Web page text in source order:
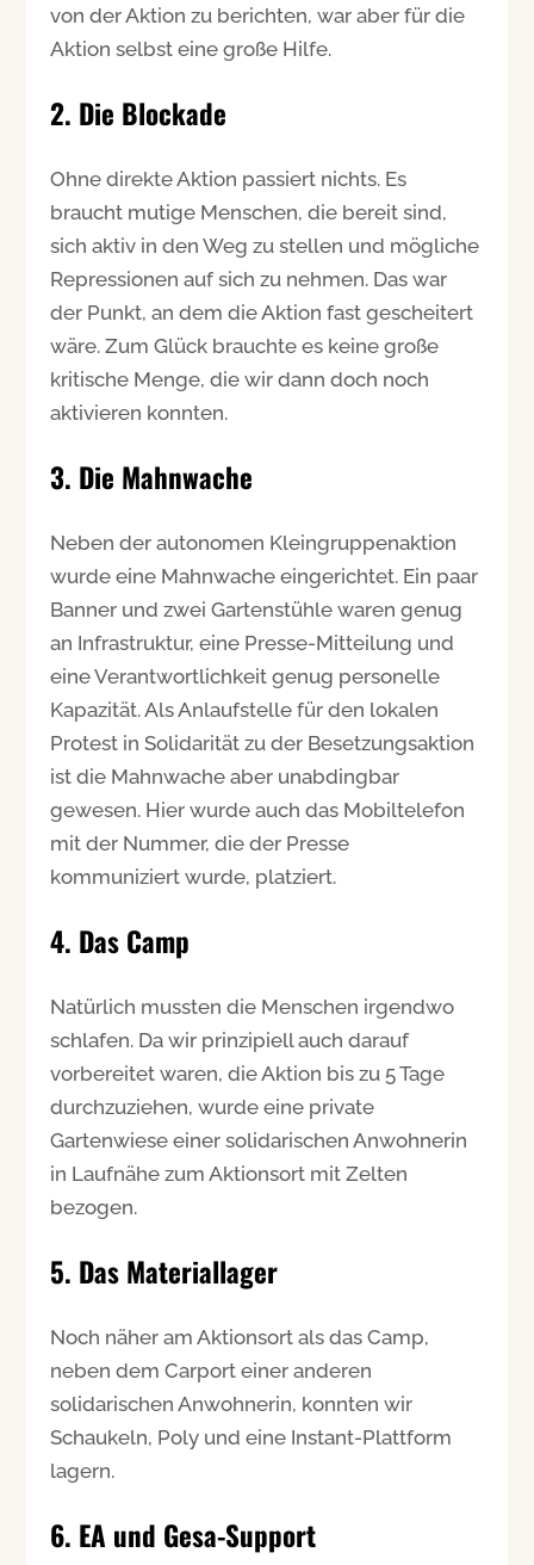
von der Aktion zu berichten, war aber für die
Aktion selbst eine große Hilfe.
2. Die Blockade
Ohne direkte Aktion passiert nichts. Es
braucht mutige Menschen, die bereit sind,
sich aktiv in den Weg zu stellen und mögliche
Repressionen auf sich zu nehmen. Das war
der Punkt, an dem die Aktion fast gescheitert
wäre. Zum Glück brauchte es keine große
kritische Menge, die wir dann doch noch
aktivieren konnten.
3. Die Mahnwache
Neben der autonomen Kleingruppenaktion
wurde eine Mahnwache eingerichtet. Ein paar
Banner und zwei Gartenstühle waren genug
an Infrastruktur, eine Presse-Mitteilung und
eine Verantwortlichkeit genug personelle
Kapazität. Als Anlaufstelle für den lokalen
Protest in Solidarität zu der Besetzungsaktion
ist die Mahnwache aber unabdingbar
gewesen. Hier wurde auch das Mobiltelefon
mit der Nummer, die der Presse
kommuniziert wurde, platziert.
4. Das Camp
Natürlich mussten die Menschen irgendwo
schlafen. Da wir prinzipiell auch darauf
vorbereitet waren, die Aktion bis zu 5 Tage
durchzuziehen, wurde eine private
Gartenwiese einer solidarischen Anwohnerin
in Laufnähe zum Aktionsort mit Zelten
bezogen.
5. Das Materiallager
Noch näher am Aktionsort als das Camp,
neben dem Carport einer anderen
solidarischen Anwohnerin, konnten wir
Schaukeln, Poly und eine Instant-Plattform
lagern.
6. EA und Gesa-Support